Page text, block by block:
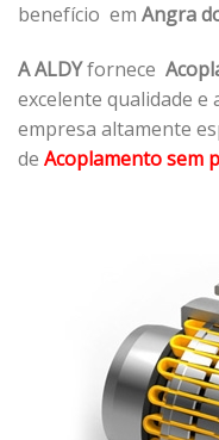
benefício em Angra
A ALDYfornece
excelente qualidade e
empresa altamente
de Acoplamento sem